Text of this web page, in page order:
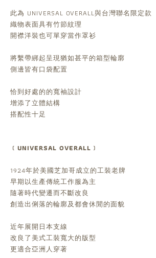
此為 UNIVERSAL OVERALL與台灣聯名限定款
織物表面具有竹節紋理
開襟洋裝也可單穿當作罩衫
將繫帶綁起呈現猶如甚平的箱型輪廓
側邊皆有口袋配置
恰到好處的的寬袖設計
增添了立體結構
搭配性十足
﹝UNIVERSAL OVERALL﹞
1924年於美國芝加哥成立的工裝老牌
早期以生產傳統工作服為主
隨著時代變遷而不斷改良
創造出俐落的輪廓及都會休閒的面貌
近年展開日本支線
改良了美式工裝寬大的版型
更適合亞洲人穿著